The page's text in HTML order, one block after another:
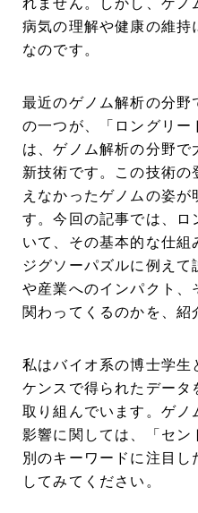
病気の理解や健康の維持
なのです。
最近のゲノム解析の分野
の一つが、「ロングリー
は、ゲノム解析の分野
新技術です。この技術の
えなかったゲノムの姿が
す。今回の記事では、ロ
いて、その基本的な仕
ジグソーパズルに例え
や産業へのインパクト、
関わってくるのかを、紹
私はバイオ系の博士学生
ケンスで得られたデータ
取り組んでいます。ゲノ
影響に関しては、「セン
別のキーワードに注目
してみてください。